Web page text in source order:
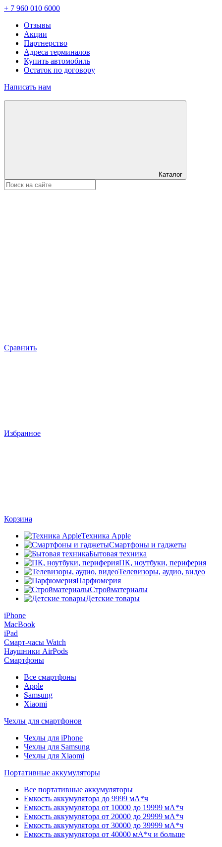
+ 7 960 010 6000
Отзывы
Акции
Партнерство
Адреса терминалов
Купить автомобиль
Остаток по договору
Написать нам
Каталог
Сравнить
Избранное
Корзина
Техника Apple
Смартфоны и гаджеты
Бытовая техника
ПК, ноутбуки, периферия
Телевизоры, аудио, видео
Парфюмерия
Стройматериалы
Детские товары
iPhone
MacBook
iPad
Смарт-часы Watch
Наушники AirPods
Смартфоны
Все смартфоны
Apple
Samsung
Xiaomi
Чехлы для смартфонов
Чехлы для iPhone
Чехлы для Samsung
Чехлы для Xiaomi
Портативные аккумуляторы
Все портативные аккумуляторы
Емкость аккумулятора до 9999 мА*ч
Емкость аккумулятора от 10000 до 19999 мА*ч
Емкость аккумулятора от 20000 до 29999 мА*ч
Емкость аккумулятора от 30000 до 39999 мА*ч
Емкость аккумулятора от 40000 мА*ч и больше